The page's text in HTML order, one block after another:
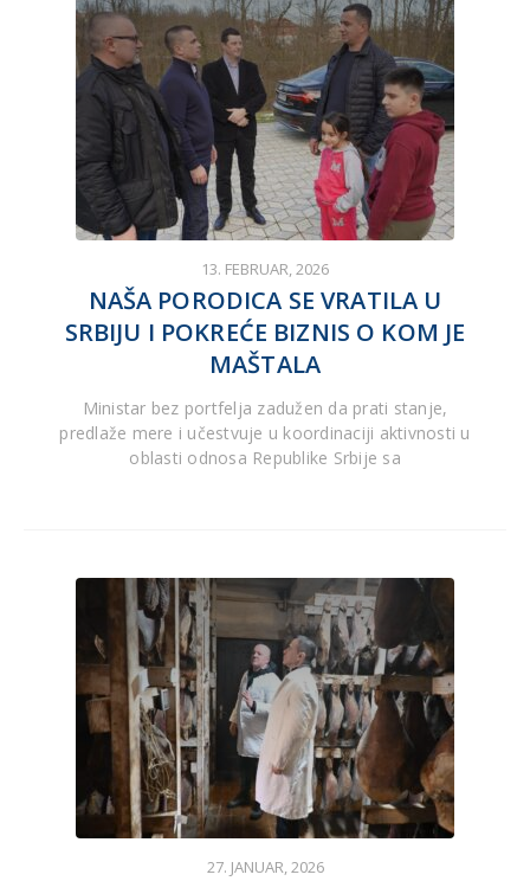
13. FEBRUAR, 2026
NAŠA PORODICA SE VRATILA U
SRBIJU I POKREĆE BIZNIS O KOM JE
MAŠTALA
Ministar bez portfelja zadužen da prati stanje,
predlaže mere i učestvuje u koordinaciji aktivnosti u
oblasti odnosa Republike Srbije sa
27. JANUAR, 2026